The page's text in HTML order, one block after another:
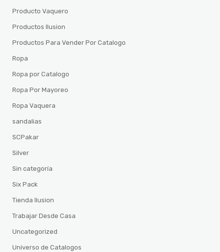
Producto Vaquero
Productos Ilusion
Productos Para Vender Por Catalogo
Ropa
Ropa por Catalogo
Ropa Por Mayoreo
Ropa Vaquera
sandalias
SCPakar
Silver
Sin categoría
Six Pack
Tienda Ilusion
Trabajar Desde Casa
Uncategorized
Universo de Catalogos